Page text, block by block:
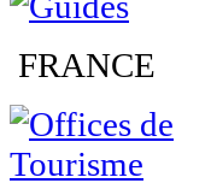
FRANCE